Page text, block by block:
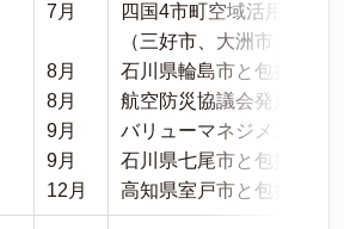
7月
8月
8月
9月
9月
12月
四国4市町空域活用連携
（三好市、大洲市、宇和
石川県輪島市と包括連携
航空防災協議会発足 事
バリューマネジメント
石川県七尾市と包括連
高知県室戸市と包括連